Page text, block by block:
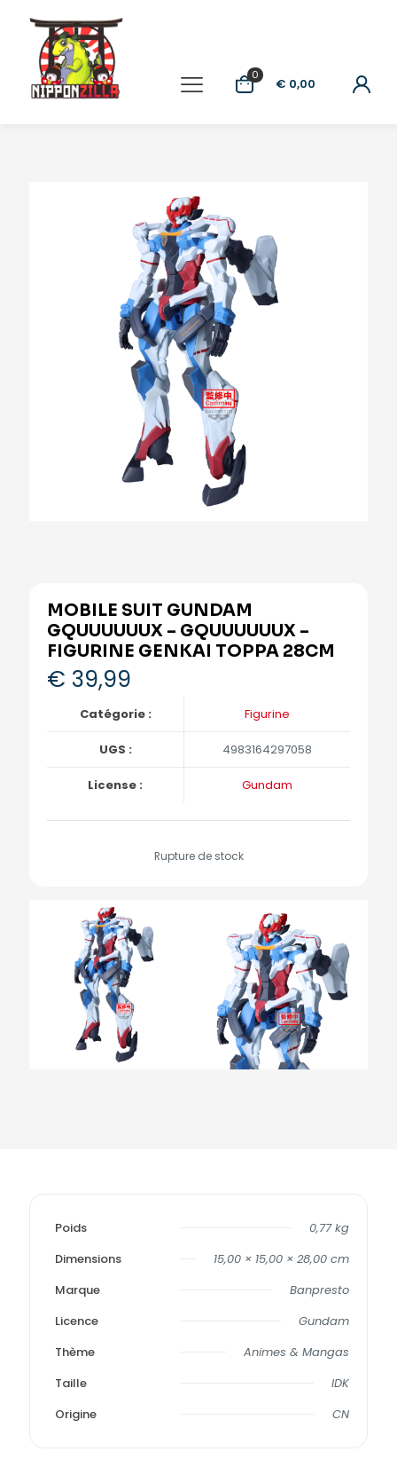
0
€ 0,00
MOBILE SUIT GUNDAM
GQUUUUUUX – GQUUUUUUX –
FIGURINE GENKAI TOPPA 28CM
€ 39,99
Catégorie : Figurine
UGS : 4983164297058
License : Gundam
Rupture de stock
Poids
0,77 kg
Dimensions
15,00 × 15,00 × 28,00 cm
Marque
Banpresto
Licence
Gundam
Thème
Animes & Mangas
Taille
IDK
Origine
CN